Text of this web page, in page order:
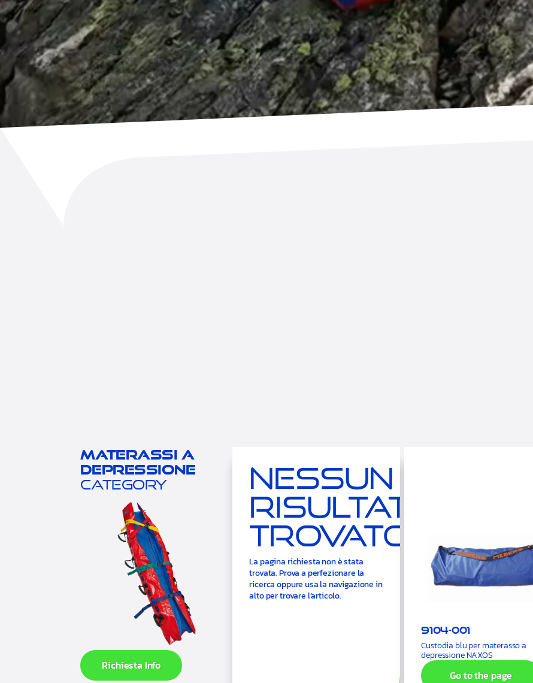
Materassi a
depressione
category
Richiesta Info
Nessun
Risultato
Trovato.
La pagina richiesta non è stata
trovata. Prova a perfezionare la
ricerca oppure usa la navigazione in
alto per trovare l’articolo.
9104-001
Custodia blu per materasso a
depressione NAXOS
Go to the page